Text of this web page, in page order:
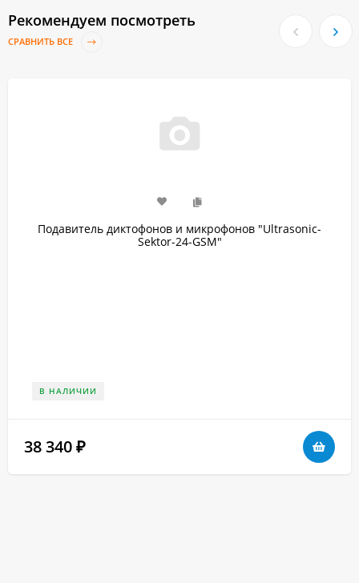
Рекомендуем посмотреть
СРАВНИТЬ ВСЕ
Подавитель диктофонов и микрофонов "Ultrasonic-
Sektor-24-GSM"
В НАЛИЧИИ
38 340 ₽